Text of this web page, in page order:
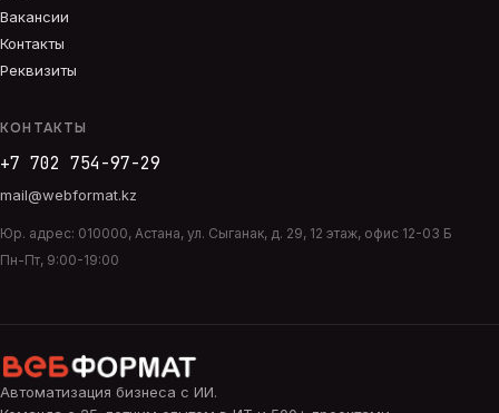
Вакансии
Контакты
Реквизиты
КОНТАКТЫ
+7 702 754-97-29
mail@webformat.kz
Юр. адрес: 010000, Астана, ул. Сыганак, д. 29, 12 этаж, офис 12-03 Б
Пн-Пт, 9:00-19:00
Автоматизация бизнеса с ИИ.